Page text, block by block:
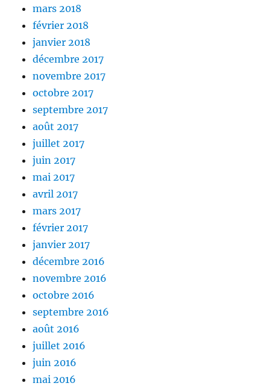
mars 2018
février 2018
janvier 2018
décembre 2017
novembre 2017
octobre 2017
septembre 2017
août 2017
juillet 2017
juin 2017
mai 2017
avril 2017
mars 2017
février 2017
janvier 2017
décembre 2016
novembre 2016
octobre 2016
septembre 2016
août 2016
juillet 2016
juin 2016
mai 2016